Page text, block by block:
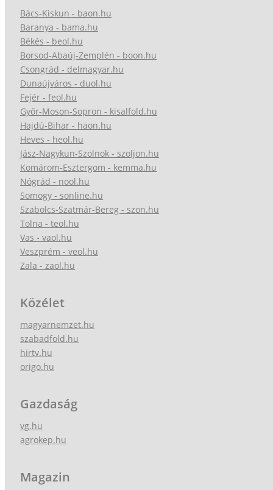
Bács-Kiskun - baon.hu
Baranya - bama.hu
Békés - beol.hu
Borsod-Abaúj-Zemplén - boon.hu
Csongrád - delmagyar.hu
Dunaújváros - duol.hu
Fejér - feol.hu
Győr-Moson-Sopron - kisalfold.hu
Hajdú-Bihar - haon.hu
Heves - heol.hu
Jász-Nagykun-Szolnok - szoljon.hu
Komárom-Esztergom - kemma.hu
Nógrád - nool.hu
Somogy - sonline.hu
Szabolcs-Szatmár-Bereg - szon.hu
Tolna - teol.hu
Vas - vaol.hu
Veszprém - veol.hu
Zala - zaol.hu
Közélet
magyarnemzet.hu
szabadfold.hu
hirtv.hu
origo.hu
Gazdaság
vg.hu
agrokep.hu
Magazin